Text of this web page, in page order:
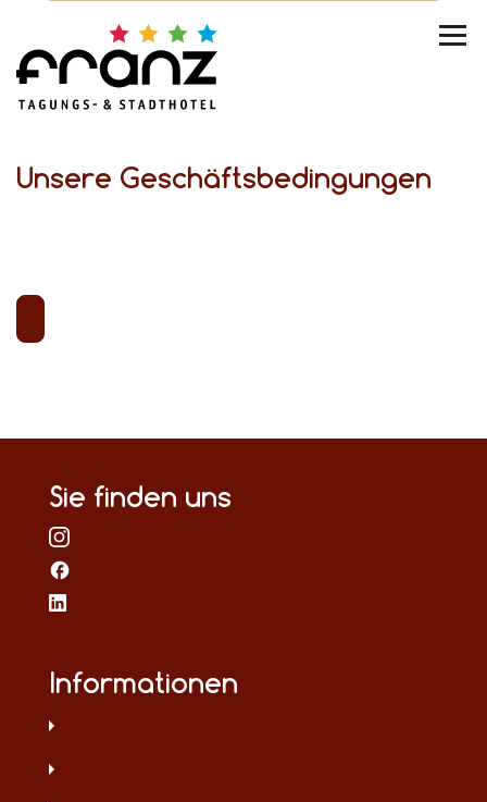
Unsere Geschäftsbedingungen
Sie finden uns
Informationen